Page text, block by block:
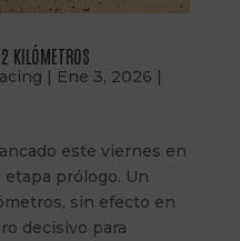
KILÓMETROS
| Ene 3, 2026 |
este viernes en
etapa prólogo. Un
sin efecto en
decisivo para